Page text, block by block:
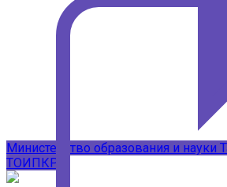
Подписывайтесь на
Министерство образования и науки
ТОИПКРО